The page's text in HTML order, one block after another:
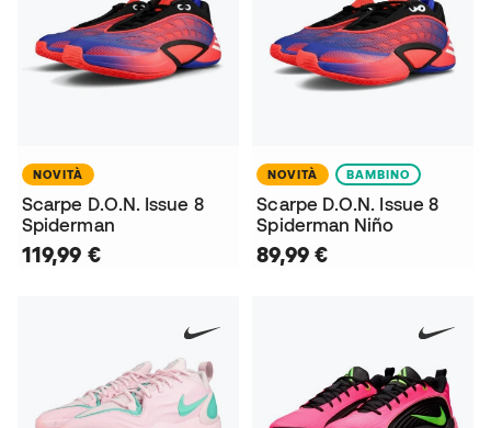
NOVITÀ
Scarpe D.O.N. Issue 8
Spiderman
119,99 €
NOVITÀ BAMBINO
Scarpe D.O.N. Issue 8
Spiderman Niño
89,99 €